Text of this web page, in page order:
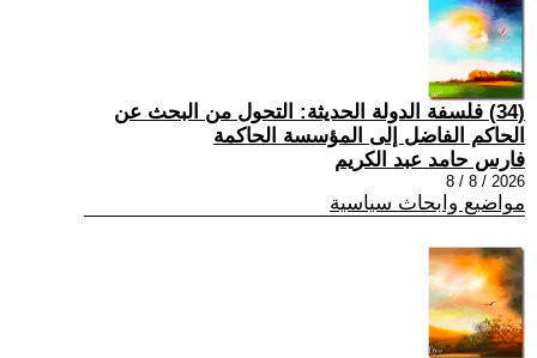
(34) فلسفة الدولة الحديثة: التحول من البحث عن
الحاكم الفاضل إلى المؤسسة الحاكمة
فارس حامد عبد الكريم
2026 / 8 / 8
مواضيع وابحاث سياسية